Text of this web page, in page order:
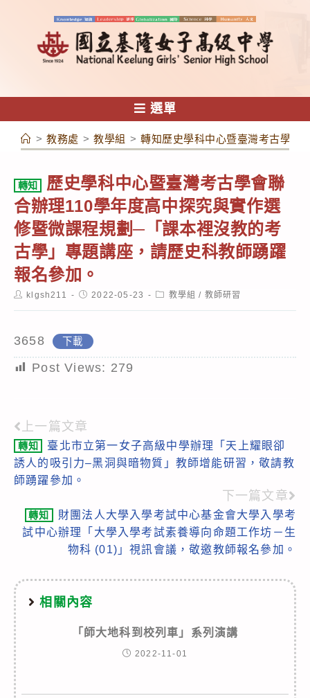
容
選單
> 教務處 > 教學組 > 轉知歷史學科中心暨臺灣考古學會
轉知
歷史學科中心暨臺灣考古學會聯
合辦理110學年度高中探究與實作選
修暨微課程規劃─「課本裡沒教的考
古學」專題講座，請歷史科教師踴躍
報名參加。
Postklgsh211
Post2022-05-23
Post教學組 / 教師研習
3658 下載
Post Views: 279
Read
more
articles
上一篇文章
轉知
臺北市立第一女子高級中學辦理「天上耀眼卻
誘人的吸引力–黑洞與暗物質」教師增能研習，敬請教
師踴躍參加。
下一篇文章
轉知
財團法人大學入學考試中心基金會大學入學考
試中心辦理「大學入學考試素養導向命題工作坊－生
物科 (01)」視訊會議，敬邀教師報名參加。
相關內容
「師大地科到校列車」系列演講
2022-11-01